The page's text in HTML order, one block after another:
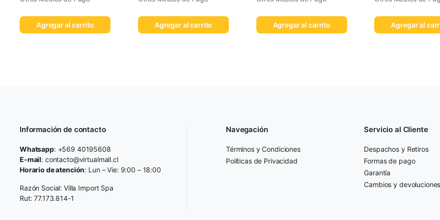
Agregar al carrito Agregar al carrito Agregar al carrito Agregar al
Información de contacto
Whatsapp: +569 40195608
E-mail: contacto@virtualmall.cl
Horario de atención: Lun – Vie: 9:00 – 18:00
Razón Social: Villa Import Spa
Rut: 77.173.814-1
Navegación
Términos y Condiciones
Políticas de Privacidad
Servicio al Cliente
Despachos y Retiros
Formas de pago
Garantía
Cambios y devoluciones